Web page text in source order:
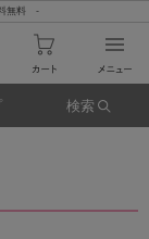
無料 -
検索